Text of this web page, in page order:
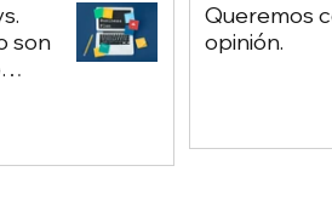
son
Queremos
opinión.